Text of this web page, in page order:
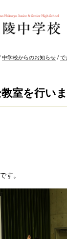
中学校からのお知らせ / で
室を行いま
す。